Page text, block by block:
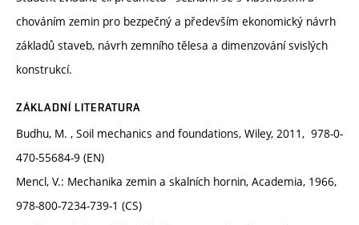
chováním zemin pro bezpečný a především ekonomický návrh
základů staveb, návrh zemního tělesa a dimenzování svislých
konstrukcí.
ZÁKLADNÍ LITERATURA
Budhu, M. , Soil mechanics and foundations, Wiley, 2011, 978-0-
470-55684-9 (EN)
Mencl, V.: Mechanika zemin a skalních hornin, Academia, 1966,
978-800-7234-739-1 (CS)